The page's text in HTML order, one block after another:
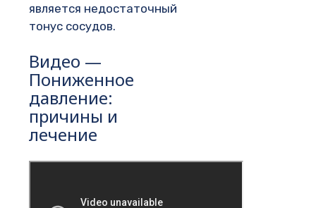
является недостаточный
тонус сосудов.
Видео —
Пониженное
давление:
причины и
лечение